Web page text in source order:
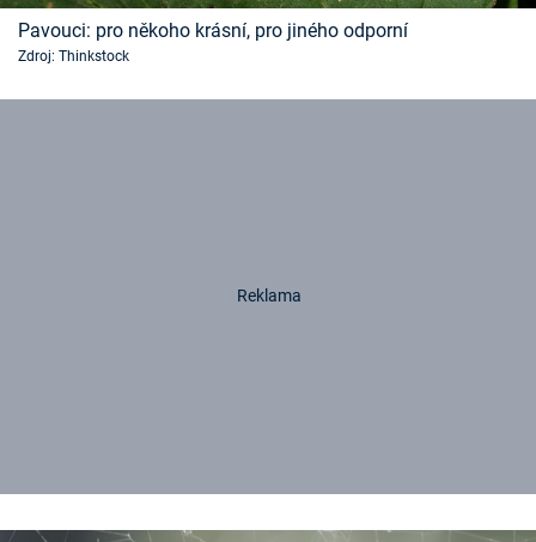
Pavouci: pro někoho krásní, pro jiného odporní
Zdroj: Thinkstock